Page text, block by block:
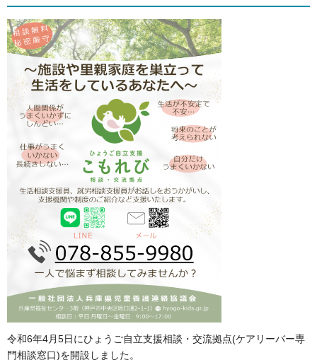
令和6年4月5日にひょうご自立支援相談・交流拠点(ケアリーバー専
門相談窓口)を開設しました。